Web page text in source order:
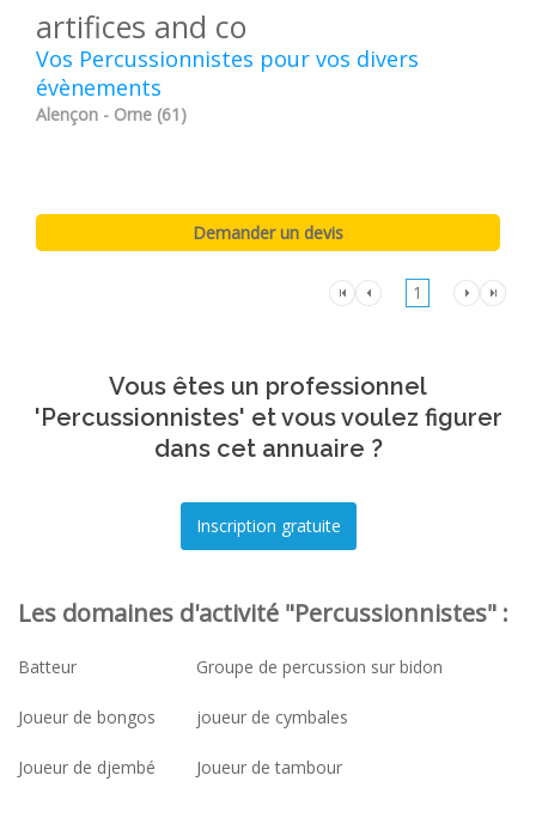
artifices and co
Vos Percussionnistes pour vos divers
évènements
Alençon - Orne (61)
1
Vous êtes un professionnel
'Percussionnistes' et vous voulez figurer
dans cet annuaire ?
Les domaines d'activité "Percussionnistes" :
Batteur Groupe de percussion sur bidon
Joueur de bongos joueur de cymbales
Joueur de djembé Joueur de tambour